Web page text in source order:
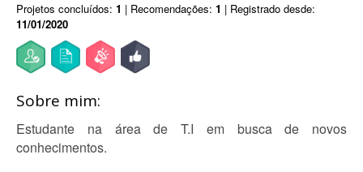
Projetos concluídos: 1 | Recomendações: 1 | Registrado desde:
11/01/2020
Sobre mim:
Estudante na área de T.I em busca de novos
conhecimentos.